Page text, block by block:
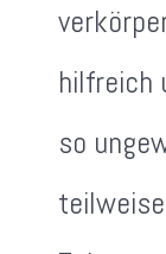
hilfreich
so